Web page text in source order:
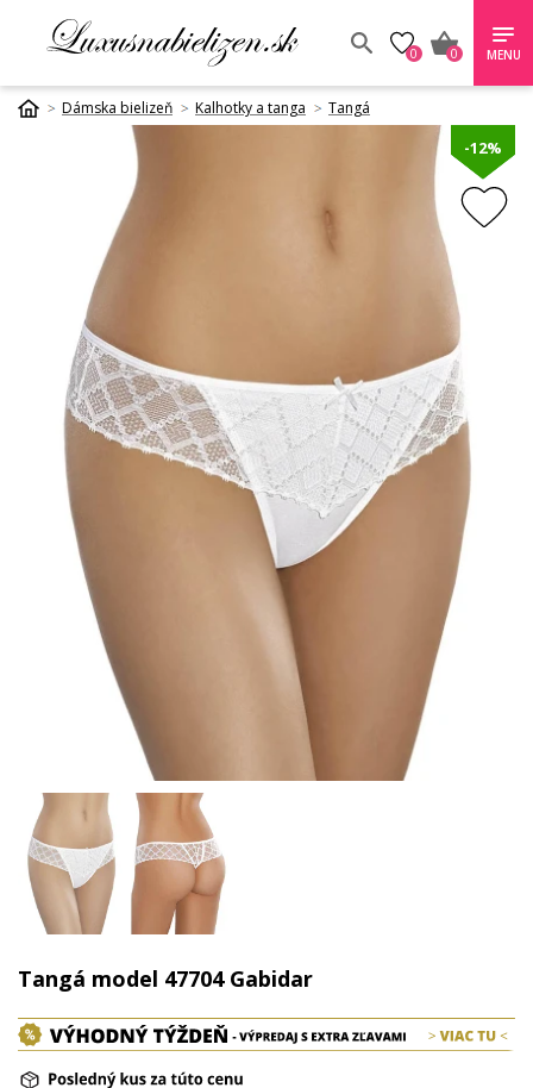
0 0 MENU
Dámska bielizeň Kalhotky a tanga Tangá
-12%
Tangá model 47704 Gabidar